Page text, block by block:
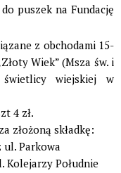
puszek na Fundację
z obchodami 15-
Wiek” (Msza św. i
wiejskiej w
4 zł.
złożoną składkę:
ul. Parkowa
Kolejarzy Południe